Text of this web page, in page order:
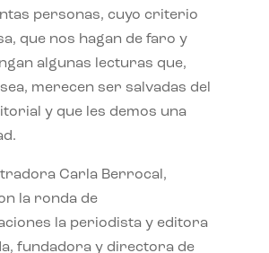
personas, cuyo criterio
que nos hagan de faro y
algunas lecturas que,
merecen ser salvadas del
y que les demos una
Carla Berrocal,
la ronda de
la periodista y editora
fundadora y directora de